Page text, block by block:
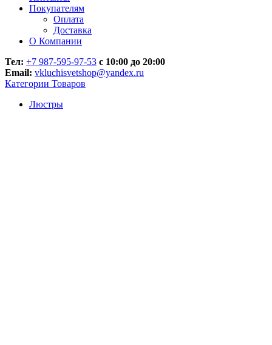
Покупателям
Оплата
Доставка
О Компании
Тел: +7 987-595-97-53 с 10:00 до 20:00
Email: vkluchisvetshop@yandex.ru
Категории Товаров
Люстры